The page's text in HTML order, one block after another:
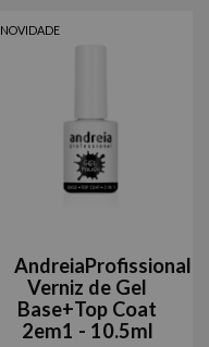
NOVIDADE
AndreiaProfissional
Verniz de Gel
Base+Top Coat
2em1 - 10.5ml